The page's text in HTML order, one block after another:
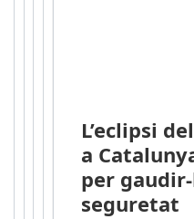
L’eclipsi
a
per
seguretat